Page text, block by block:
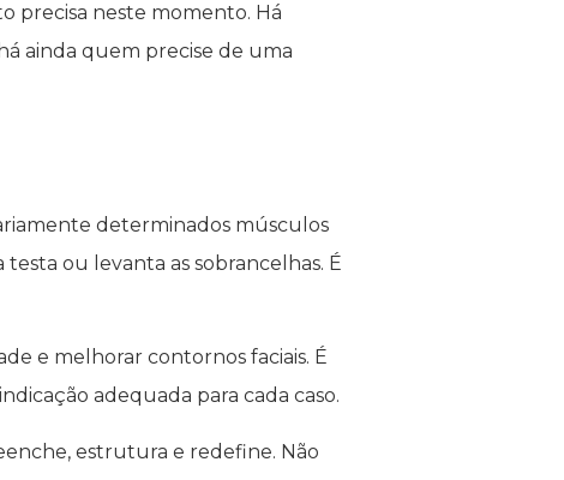
precisa neste momento. Há
ainda quem precise de uma
determinados músculos
ou levanta as sobrancelhas. É
e melhorar contornos faciais. É
adequada para cada caso.
estrutura e redefine. Não